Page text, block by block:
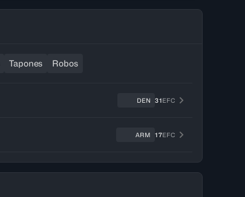
Tapones Robos
DEN 31EFC
ARM 17EFC